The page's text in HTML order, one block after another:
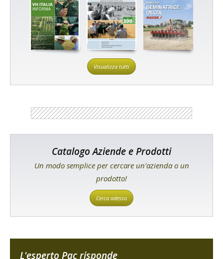
Visualizza tutti
Catalogo Aziende e Prodotti
Un modo semplice per cercare un'azienda o un
prodotto!
Cerca adesso
L'esperto Pac risponde